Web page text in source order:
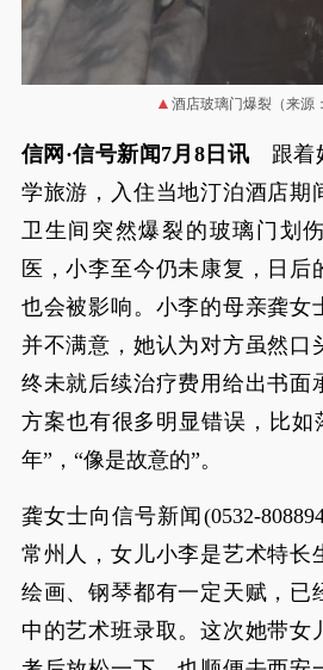
酒店玻璃门爆裂（来源
信网·信号新闻7月8日讯 跟着
学旅游，入住当地汀泊酒店期
卫生间突然爆裂的玻璃门划
医，小李至今仍未康复，日后
也会被影响。小李的母亲龚女
并不满意，她认为对方虽然口
终未就后续治疗费用给出书面
方案也有很多明显错误，比如
年”，“像是故意的”。
龚女士向信号新闻(0532-
常州人，女儿小李是艺术特长
绘画、钢琴都有一定天赋，已
中的艺术班录取。这次她带女